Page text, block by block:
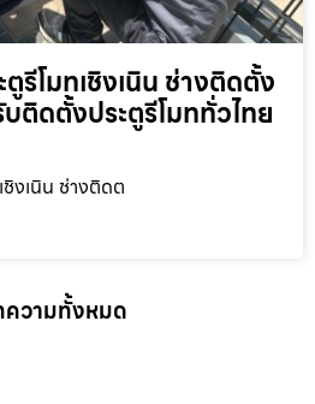
รีโมทเชิงเนิน ช่างติดตั้ง
ติดตั้งประตูรีโมททั่วไทย
ชิงเนิน ช่างติดต
วามทั้งหมด